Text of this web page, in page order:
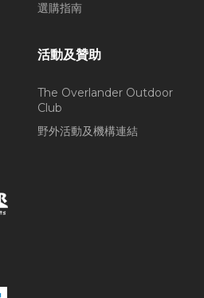
選購指南
活動及贊助
The Overlander Outdoor
Club
野外活動及機構連結